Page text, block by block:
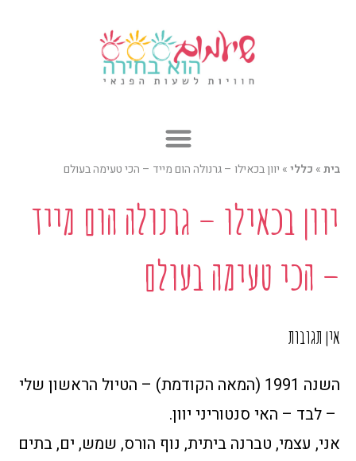
בית» כללי» יוון בכאילו – גרנולה הום מייד – הכי טעימה בעולם
יוון בכאילו – גרנולה הום מייד
– הכי טעימה בעולם
אין תגובות
השנה 1991 (המאה הקודמת) – הטיול הראשון שלי
– לבד – האי סנטוריני יוון.
אני, עצמי, טברנה ביתית, נוף הורס, שמש, ים, בתים